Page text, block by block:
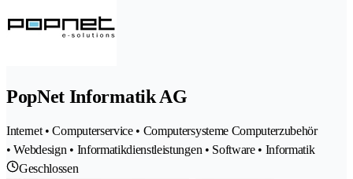
PopNet Informatik AG
Internet • Computerservice • Computersysteme Computerzubehör
• Webdesign • Informatikdienstleistungen • Software • Informatik
Geschlossen